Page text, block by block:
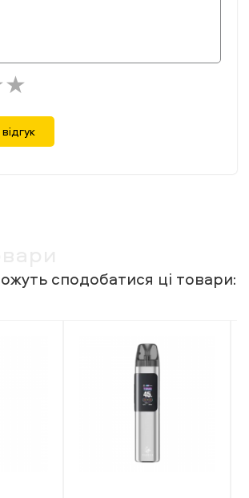
сподобатися ці товари: